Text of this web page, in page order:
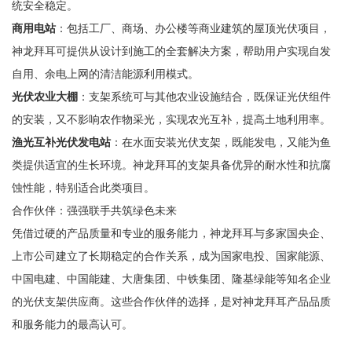
统安全稳定。
商用电站：包括工厂、商场、办公楼等商业建筑的屋顶光伏项目，
神龙拜耳可提供从设计到施工的全套解决方案，帮助用户实现自发
自用、余电上网的清洁能源利用模式。
光伏农业大棚 ：支架系统可与其他农业设施结合，既保证光伏组件
的安装，又不影响农作物采光，实现农光互补，提高土地利用率。
渔光互补光伏发电站：在水面安装光伏支架，既能发电，又能为鱼
类提供适宜的生长环境。神龙拜耳的支架具备优异的耐水性和抗腐
蚀性能，特别适合此类项目。
合作伙伴：强强联手共筑绿色未来
凭借过硬的产品质量和专业的服务能力，神龙拜耳与多家国央企、
上市公司建立了长期稳定的合作关系，成为国家电投、国家能源、
中国电建、中国能建、大唐集团、中铁集团、隆基绿能等知名企业
的光伏支架供应商。这些合作伙伴的选择，是对神龙拜耳产品品质
和服务能力的最高认可。